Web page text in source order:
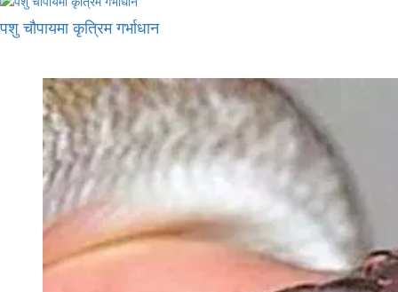
पशु चौपायमा कृत्रिम गर्भाधान